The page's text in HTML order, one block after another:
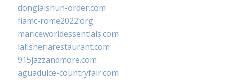
donglaishun-order.com
fiamc-rome2022.org
mariceworldessentials.com
lafisheriarestaurant.com
915jazzandmore.com
aguadulce-countryfair.com